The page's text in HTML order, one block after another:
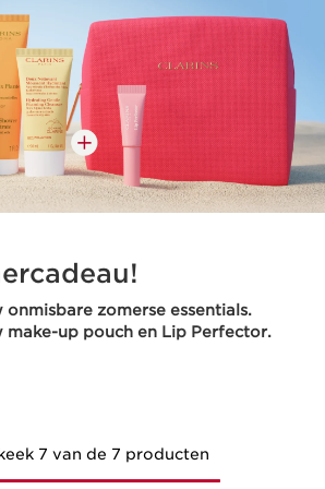
onmisbare zomerse essentials.
make-up pouch en Lip Perfector.
7 van de 7 producten